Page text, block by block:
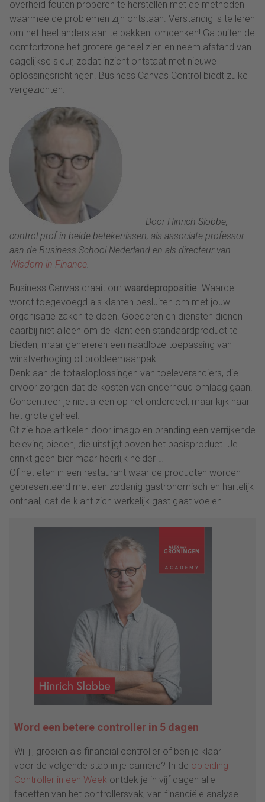
overheid fouten proberen te herstellen met de methoden
waarmee de problemen zijn ontstaan. Verstandig is te leren
om het heel anders aan te pakken: omdenken! Ga buiten de
comfortzone het grotere geheel zien en neem afstand van
dagelijkse sleur, zodat inzicht ontstaat met nieuwe
oplossingsrichtingen. Business Canvas Control biedt zulke
vergezichten.
Door Hinrich Slobbe,
control prof in beide betekenissen, als associate professor
aan de Business School Nederland en als directeur van
Wisdom in Finance.
Business Canvas draait om waardepropositie. Waarde
wordt toegevoegd als klanten besluiten om met jouw
organisatie zaken te doen. Goederen en diensten dienen
daarbij niet alleen om de klant een standaardproduct te
bieden, maar genereren een naadloze toepassing van
winstverhoging of probleemaanpak.
Denk aan de totaaloplossingen van toeleveranciers, die
ervoor zorgen dat de kosten van onderhoud omlaag gaan.
Concentreer je niet alleen op het onderdeel, maar kijk naar
het grote geheel.
Of zie hoe artikelen door imago en branding een verrijkende
beleving bieden, die uitstijgt boven het basisproduct. Je
drinkt geen bier maar heerlijk helder …
Of het eten in een restaurant waar de producten worden
gepresenteerd met een zodanig gastronomisch en hartelijk
onthaal, dat de klant zich werkelijk gast gaat voelen.
Word een betere controller in 5 dagen
Wil jij groeien als financial controller of ben je klaar
voor de volgende stap in je carrière? In de opleiding
Controller in een Week ontdek je in vijf dagen alle
facetten van het controllersvak, van financiële analyse